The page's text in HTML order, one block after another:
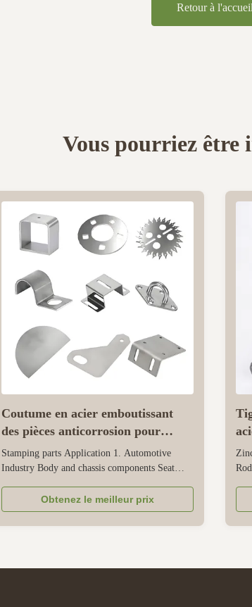
Retour à l'accueil
Vous pourriez être
Coutume en acier emboutissant
des pièces anticorrosion pour
l'industrie automobile
Stamping parts Application 1. Automotive
Industry Body and chassis components Seat
Electrical & Connector parts Fuse boxes Battery
terminals 2. Electronics & Appliances Shielding
& Enclosures EMI/RFI shielding cases Heat
Obtenez le meilleur prix